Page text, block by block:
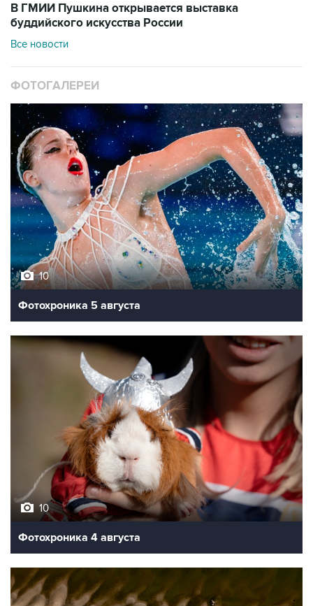
В ГМИИ Пушкина открывается выставка
буддийского искусства России
Все новости
ФОТОГАЛЕРЕИ
10
Фотохроника 5 августа
10
Фотохроника 4 августа